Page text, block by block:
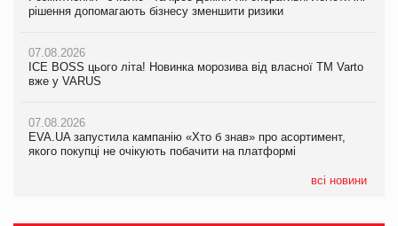
рішення допомагають бізнесу зменшити ризики
07.08.2026
ICE BOSS цього літа! Новинка морозива від власної ТМ Varto
вже у VARUS
07.08.2026
EVA.UA запустила кампанію «Хто б знав» про асортимент,
якого покупці не очікують побачити на платформі
всі новини
рішення допомагають бізнесу зменшити ризики
07.08.2026
ICE BOSS цього літа! Новинка морозива від власної ТМ Varto
вже у VARUS
07.08.2026
EVA.UA запустила кампанію «Хто б знав» про асортимент,
якого покупці не очікують побачити на платформі
Продажі Hugo Boss впали на 9%